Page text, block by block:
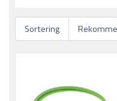
Sortering